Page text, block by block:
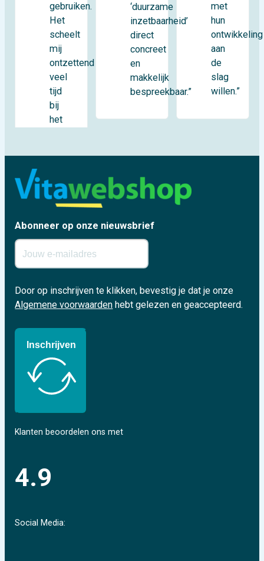
gebruiken.
Het
scheelt
mij
ontzettend
veel
tijd
bij
het
‘duurzame
inzetbaarheid’
direct
concreet
en
makkelijk
bespreekbaar.”
met
hun
ontwikkeling
aan
de
slag
willen.”
Abonneer op onze nieuwsbrief
Door op inschrijven te klikken, bevestig je dat je onze
Algemene voorwaarden hebt gelezen en geaccepteerd.
Inschrijven
Klanten beoordelen ons met
4.9
Social Media: